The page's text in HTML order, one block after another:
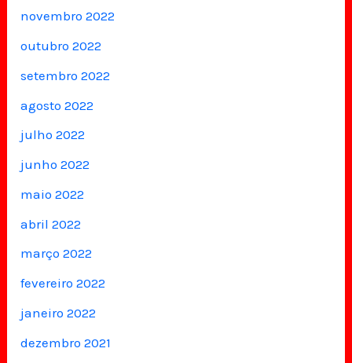
novembro 2022
outubro 2022
setembro 2022
agosto 2022
julho 2022
junho 2022
maio 2022
abril 2022
março 2022
fevereiro 2022
janeiro 2022
dezembro 2021